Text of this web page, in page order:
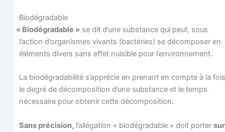
Bio­dé­gra­dable
« Bio­dé­gra­dable » se dit d’une sub­stance qui peut, sous
l’action d’organismes vivants (bac­té­ries) se décom­po­ser en
élé­ments divers sans effet nui­sible pour l’environnement.
La bio­dé­gra­da­bi­li­té s’apprécie en pre­nant en compte à la fois
le degré de décom­po­si­tion d’une sub­stance et le temps
néces­saire pour obte­nir cette décomposition.
Sans pré­ci­sion, l’allégation « bio­dé­gra­dable » doit por­ter sur